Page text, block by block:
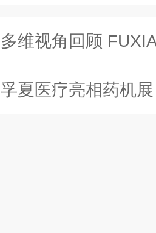
多维视角回顾 FUXIA 孚
孚夏医疗亮相药机展，